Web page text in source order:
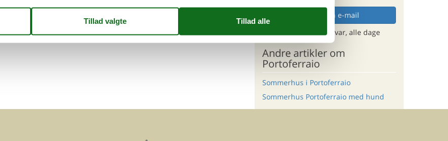
Send en e-mail
og få et hurtigt svar, alle dage
Andre artikler om
Portoferraio
Sommerhus i Portoferraio
Sommerhus Portoferraio med hund